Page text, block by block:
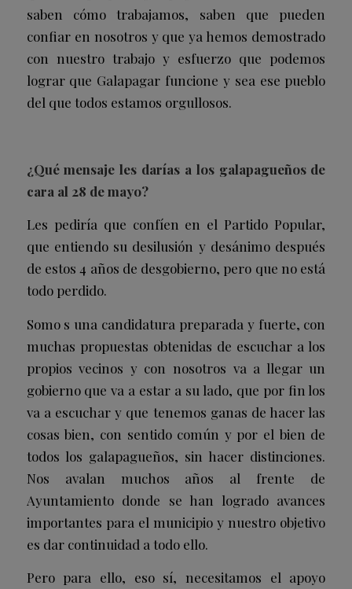
saben cómo trabajamos, saben que pueden
confiar en nosotros y que ya hemos demostrado
con nuestro trabajo y esfuerzo que podemos
lograr que Galapagar funcione y sea ese pueblo
del que todos estamos orgullosos.
¿Qué mensaje les darías a los galapagueños de
cara al 28 de mayo?
Les pediría que confíen en el Partido Popular,
que entiendo su desilusión y desánimo después
de estos 4 años de desgobierno, pero que no está
todo perdido.
Somo s una candidatura preparada y fuerte, con
muchas propuestas obtenidas de escuchar a los
propios vecinos y con nosotros va a llegar un
gobierno que va a estar a su lado, que por fin los
va a escuchar y que tenemos ganas de hacer las
cosas bien, con sentido común y por el bien de
todos los galapagueños, sin hacer distinciones.
Nos avalan muchos años al frente de
Ayuntamiento donde se han logrado avances
importantes para el municipio y nuestro objetivo
es dar continuidad a todo ello.
Pero para ello, eso sí, necesitamos el apoyo